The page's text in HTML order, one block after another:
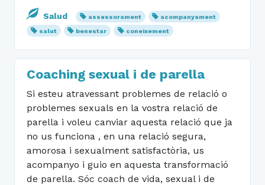
Salud assessorament
acompanyament
salut
benestar coneixement
Coaching sexual i de parella
Si esteu atravessant problemes de relació o
problemes sexuals en la vostra relació de
parella i voleu canviar aquesta relació que ja
no us funciona , en una relació segura,
amorosa i sexualment satisfactòria, us
acompanyo i guio en aquesta transformació
de parella. Sóc coach de vida, sexual i de